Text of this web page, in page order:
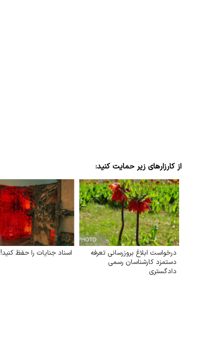
از کارزارهای زیر حمایت کنید:
درخواست ابلاغ بروز‌رسانی تعرفه
دستمزد کارشناسان رسمی
دادگستری
اسناد جنایات را حفظ کنید!